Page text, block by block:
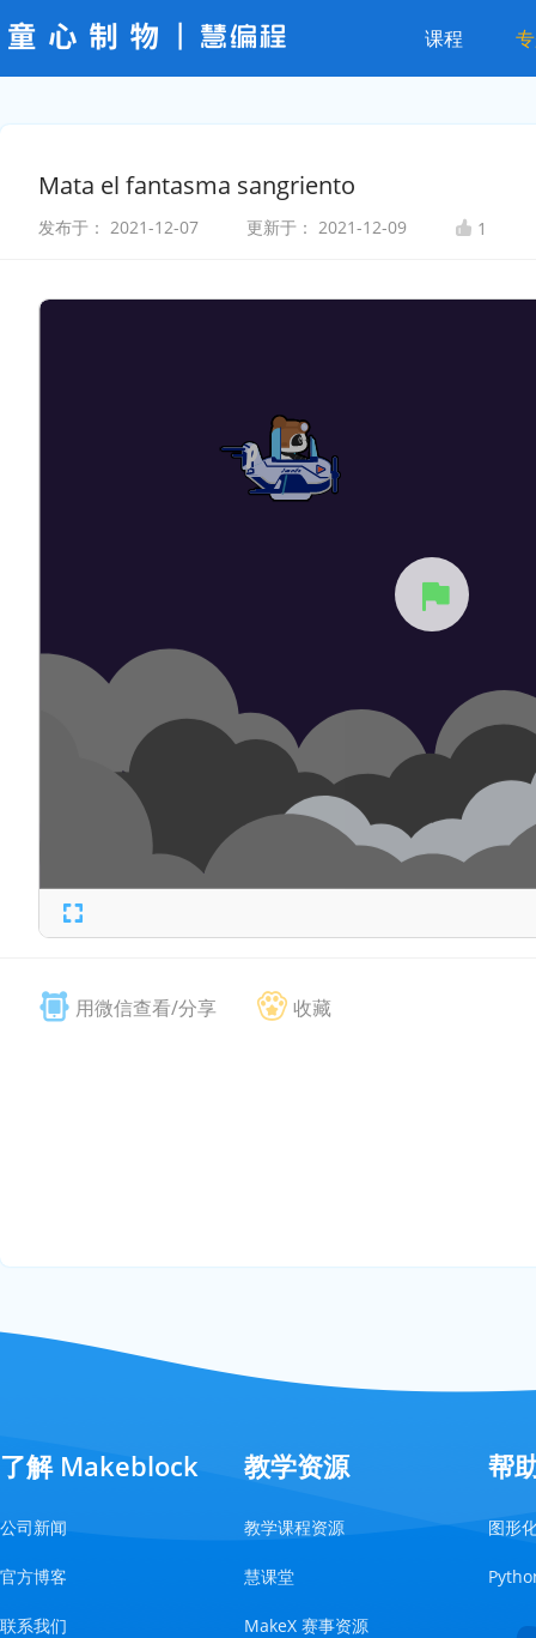
课程
Mata el fantasma sangriento
发布于： 2021-12-07 更新于： 2021-12-09 1
用微信查看/分享 收藏
了解 Makeblock
公司新闻
官方博客
联系我们
教学资源
教学课程资源
慧课堂
MakeX 赛事资源
帮
图形